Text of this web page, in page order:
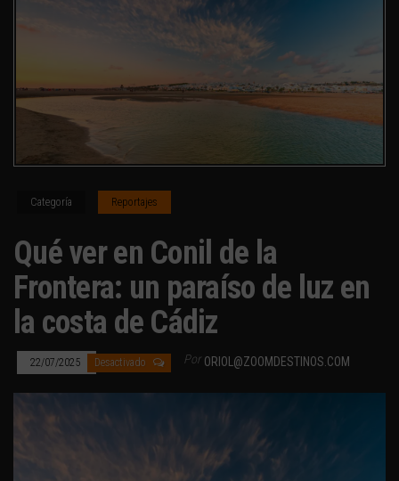
Categoría Reportajes
Qué ver en Conil de la
Frontera: un paraíso de luz en
la costa de Cádiz
22/07/2025 Desactivado Por ORIOL@ZOOMDESTINOS.COM